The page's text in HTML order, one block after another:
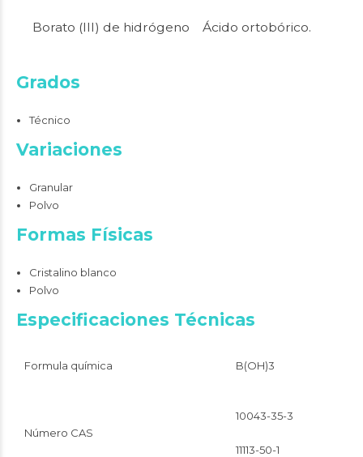
Borato (III) de hidrógeno Ácido ortobórico.
Grados
Técnico
Variaciones
Granular
Polvo
Formas Físicas
Cristalino blanco
Polvo
Especificaciones Técnicas
Formula química B(OH)3
Número CAS
10043-35-3
11113-50-1